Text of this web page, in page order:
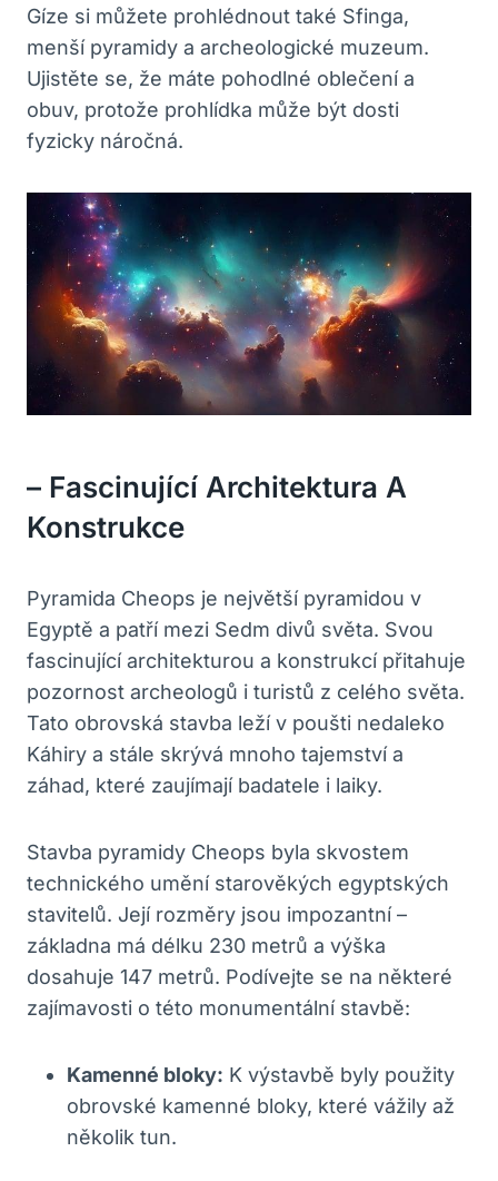
Gíze si můžete prohlédnout také Sfinga,
menší pyramidy a archeologické muzeum.
Ujistěte se, že máte pohodlné oblečení a
obuv, protože prohlídka může být dosti
fyzicky náročná.
– Fascinující Architektura A
Konstrukce
Pyramida Cheops je největší pyramidou v
Egyptě a patří mezi Sedm divů světa. Svou
fascinující architekturou a konstrukcí přitahuje
pozornost archeologů i turistů z celého světa.
Tato obrovská stavba leží v poušti nedaleko
Káhiry a stále skrývá mnoho tajemství a
záhad, které zaujímají badatele i laiky.
Stavba pyramidy Cheops byla skvostem
technického umění starověkých egyptských
stavitelů. Její rozměry jsou impozantní –
základna má délku 230 metrů a výška
dosahuje 147 metrů. Podívejte se na některé
zajímavosti o této monumentální stavbě:
Kamenné bloky: K výstavbě byly použity
obrovské kamenné bloky, které vážily až
několik tun.